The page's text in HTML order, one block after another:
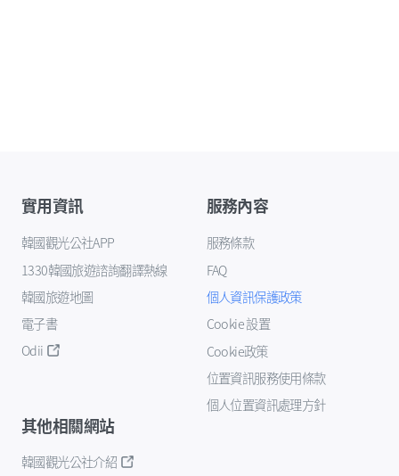
實用資訊
韓國觀光公社APP
1330韓國旅遊諮詢翻譯熱線
韓國旅遊地圖
電子書
Odii
服務內容
服務條款
FAQ
個人資訊保護政策
Cookie 設置
Cookie政策
位置資訊服務使用條款
個人位置資訊處理方針
其他相關網站
韓國觀光公社介紹